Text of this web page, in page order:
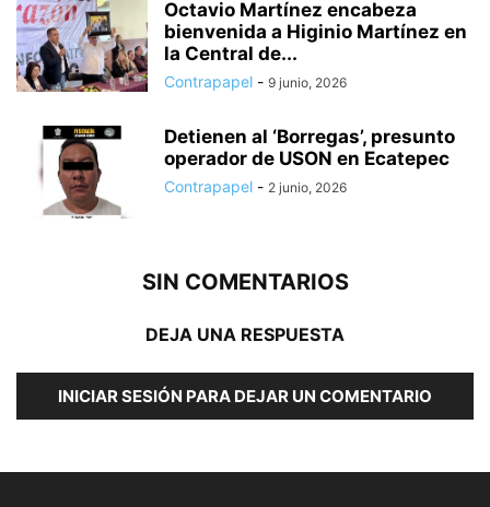
Octavio Martínez encabeza
bienvenida a Higinio Martínez en
la Central de...
Contrapapel - 9 junio, 2026
Detienen al ‘Borregas’, presunto
operador de USON en Ecatepec
Contrapapel - 2 junio, 2026
SIN COMENTARIOS
DEJA UNA RESPUESTA
INICIAR SESIÓN PARA DEJAR UN COMENTARIO